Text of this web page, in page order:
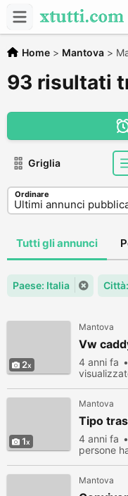
Home > Mantova >
93 risultati
Griglia
Ordinare
Tutti gli annunci
Paese: Italia
2
Mantova
Vw
4 anni fa
1
Mantova
Tipo
4 anni fa
persone
Mantova